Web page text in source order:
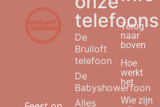
De
Bruiloft
telefoon
De
Babyshowerfoon
Alles
Terug
naar
boven
Hoe
werkt
het
Wie zijn